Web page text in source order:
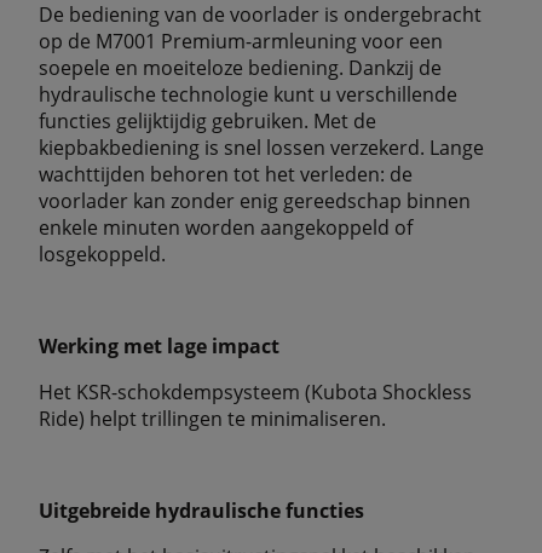
De bediening van de voorlader is ondergebracht
op de M7001 Premium-armleuning voor een
soepele en moeiteloze bediening. Dankzij de
hydraulische technologie kunt u verschillende
functies gelijktijdig gebruiken. Met de
kiepbakbediening is snel lossen verzekerd. Lange
wachttijden behoren tot het verleden: de
voorlader kan zonder enig gereedschap binnen
enkele minuten worden aangekoppeld of
losgekoppeld.
Werking met lage impact
Het KSR-schokdempsysteem (Kubota Shockless
Ride) helpt trillingen te minimaliseren.
Uitgebreide hydraulische functies